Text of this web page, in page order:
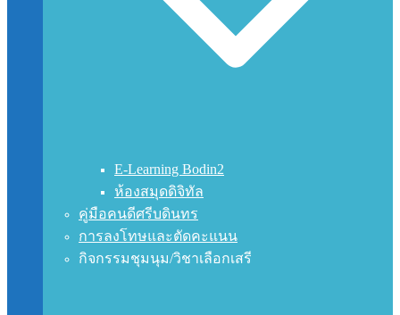
E-Learning Bodin2
ห้องสมุดดิจิทัล
คู่มือคนดีศรีบดินทร
การลงโทษและตัดคะแนน
กิจกรรมชุมนุม/วิชาเลือกเสรี